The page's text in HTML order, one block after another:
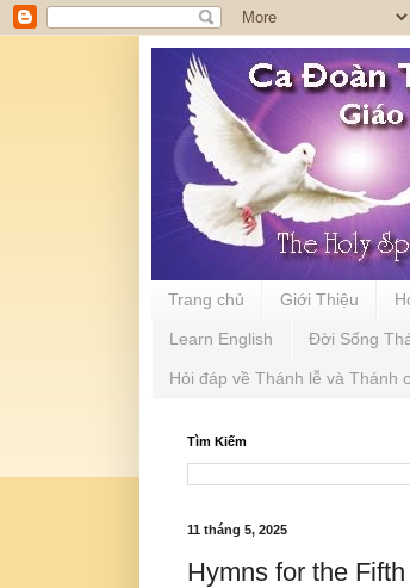
Trang chủ Giới Thiệu
Learn English Đời Sống
Hỏi đáp về Thánh lễ và Thánh
Tìm Kiếm
11 tháng 5, 2025
Hymns for the